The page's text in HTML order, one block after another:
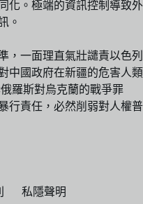
化。極端的資訊控制導致外
。
，一面理直氣壯譴責以色列
中國政府在新疆的危害人類
羅斯對烏克蘭的戰爭罪
行責任，必然削弱對人權普
私隱聲明